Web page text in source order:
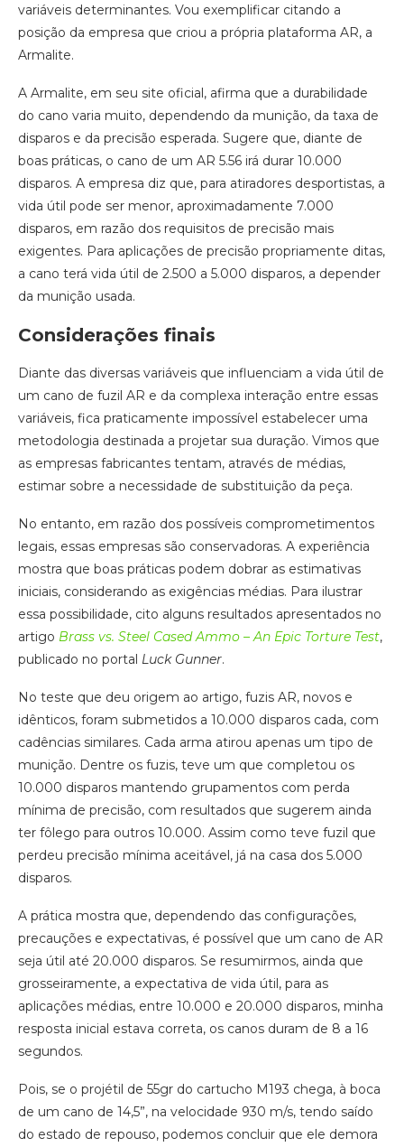
variáveis determinantes. Vou exemplificar citando a
posição da empresa que criou a própria plataforma AR, a
Armalite.
A Armalite, em seu site oficial, afirma que a durabilidade
do cano varia muito, dependendo da munição, da taxa de
disparos e da precisão esperada. Sugere que, diante de
boas práticas, o cano de um AR 5.56 irá durar 10.000
disparos. A empresa diz que, para atiradores desportistas, a
vida útil pode ser menor, aproximadamente 7.000
disparos, em razão dos requisitos de precisão mais
exigentes. Para aplicações de precisão propriamente ditas,
a cano terá vida útil de 2.500 a 5.000 disparos, a depender
da munição usada.
Considerações finais
Diante das diversas variáveis que influenciam a vida útil de
um cano de fuzil AR e da complexa interação entre essas
variáveis, fica praticamente impossível estabelecer uma
metodologia destinada a projetar sua duração. Vimos que
as empresas fabricantes tentam, através de médias,
estimar sobre a necessidade de substituição da peça.
No entanto, em razão dos possíveis comprometimentos
legais, essas empresas são conservadoras. A experiência
mostra que boas práticas podem dobrar as estimativas
iniciais, considerando as exigências médias. Para ilustrar
essa possibilidade, cito alguns resultados apresentados no
artigo Brass vs. Steel Cased Ammo – An Epic Torture Test,
publicado no portal Luck Gunner.
No teste que deu origem ao artigo, fuzis AR, novos e
idênticos, foram submetidos a 10.000 disparos cada, com
cadências similares. Cada arma atirou apenas um tipo de
munição. Dentre os fuzis, teve um que completou os
10.000 disparos mantendo grupamentos com perda
mínima de precisão, com resultados que sugerem ainda
ter fôlego para outros 10.000. Assim como teve fuzil que
perdeu precisão mínima aceitável, já na casa dos 5.000
disparos.
A prática mostra que, dependendo das configurações,
precauções e expectativas, é possível que um cano de AR
seja útil até 20.000 disparos. Se resumirmos, ainda que
grosseiramente, a expectativa de vida útil, para as
aplicações médias, entre 10.000 e 20.000 disparos, minha
resposta inicial estava correta, os canos duram de 8 a 16
segundos.
Pois, se o projétil de 55gr do cartucho M193 chega, à boca
de um cano de 14,5”, na velocidade 930 m/s, tendo saído
do estado de repouso, podemos concluir que ele demora